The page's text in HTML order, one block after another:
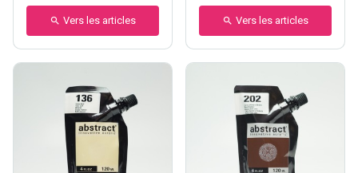
Vers les articles Vers les articles